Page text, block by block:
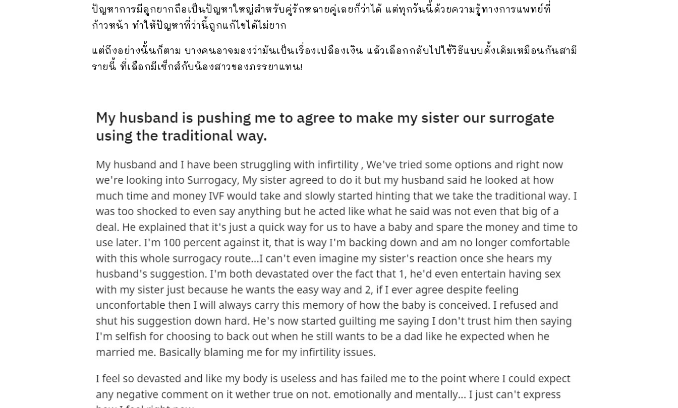
ปัญหาการมีลูกยากถือเป็นปัญหาใหญ่สำหรับคู่รักหลายคู่เลยก็ว่าได้ แต่ทุกวันนี้ด้วยความรู้ทางการแพทย์ที่
ก้าวหน้า ทำให้ปัญหาที่ว่านี้ถูกแก้ไขได้ไม่ยาก
แต่ถึงอย่างนั้นก็ตาม บางคนอาจมองว่ามันเป็นเรื่องเปลืองเงิน แล้วเลือกกลับไปใช้วิธีแบบดั้งเดิมเหมือนกันสามี
รายนี้ ที่เลือกมีเซ็กส์กับน้องสาวของภรรยาแทน!